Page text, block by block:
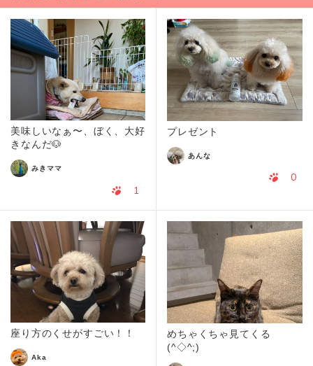
美味しいなぁ〜、ぼく、大好
きなんだ🐶
みきママ
1
プレゼント
あんな
0
座り方のくせがすごい！！
Aka
めちゃくちゃ見てくる
(^◇^;)